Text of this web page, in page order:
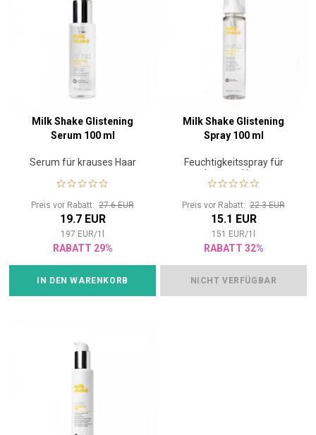
Milk Shake Glistening
Serum 100 ml
Serum für krauses Haar
Preis vor Rabatt: 27.6 EUR
19.7 EUR
197 EUR/1
RABATT 29%
IN DEN WARENKORB
Milk Shake Glistening
Spray 100 ml
Feuchtigkeitsspray für
krauses Haar
Preis vor Rabatt: 22.3 EUR
15.1 EUR
151 EUR/1
RABATT 32%
NICHT VERFÜGBAR